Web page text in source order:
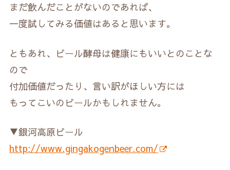
まだ飲んだことがないのであれば、
一度試してみる価値はあると思います。
ともあれ、ビール酵母は健康にもいいとのことな
ので
付加価値だったり、言い訳がほしい方には
もってこいのビールかもしれません。
▼銀河高原ビール
http://www.gingakogenbeer.com/